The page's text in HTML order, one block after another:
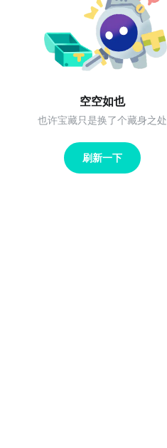
空空如也
也许宝藏只是换了个藏身之处
刷新一下